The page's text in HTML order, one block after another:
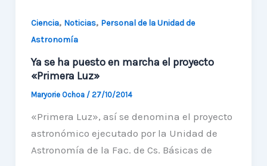
Ciencia, Noticias, Personal de la Unidad de
Astronomía
Ya se ha puesto en marcha el proyecto
«Primera Luz»
Maryorie Ochoa / 27/10/2014
«Primera Luz», así se denomina el proyecto
astronómico ejecutado por la Unidad de
Astronomía de la Fac. de Cs. Básicas de